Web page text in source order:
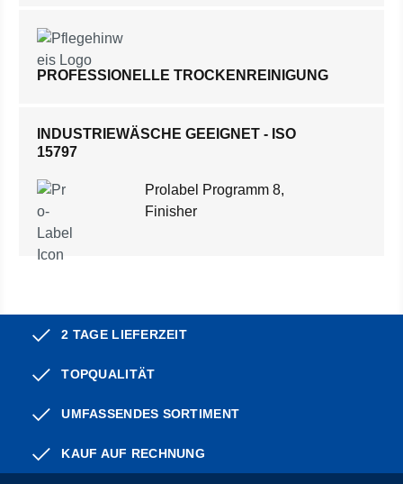
PROFESSIONELLE TROCKENREINIGUNG
INDUSTRIEWÄSCHE GEEIGNET - ISO
15797
Prolabel Programm 8,
Finisher
2 TAGE LIEFERZEIT
TOPQUALITÄT
UMFASSENDES SORTIMENT
KAUF AUF RECHNUNG